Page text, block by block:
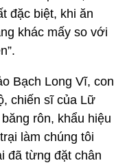
đặc biệt, khi ăn
khác mấy so với
Bạch Long Vĩ, con
chiến sĩ của Lữ
rôn, khẩu hiệu
làm chúng tôi
đã từng đặt chân